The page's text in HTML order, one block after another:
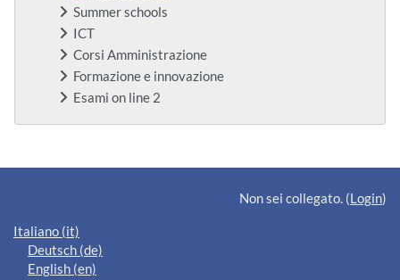
Summer schools
ICT
Corsi Amministrazione
Formazione e innovazione
Esami on line 2
Blocchi supplementari
Non sei collegato. (Login)
Italiano ‎(it)‎
Deutsch ‎(de)‎
English ‎(en)‎